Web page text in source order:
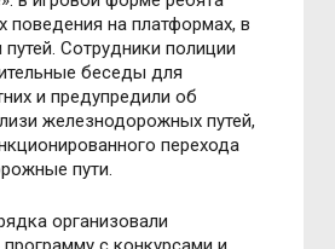
поведения на платформах, в
Сотрудники полиции
беседы для
и предупредили об
железнодорожных путей,
перехода
пути.
организовали